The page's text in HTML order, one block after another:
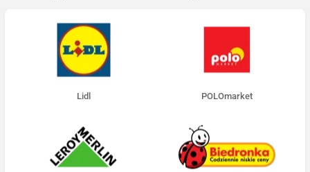
Lidl POLOmarket